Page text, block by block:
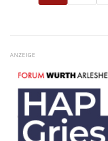
ANZEIGE